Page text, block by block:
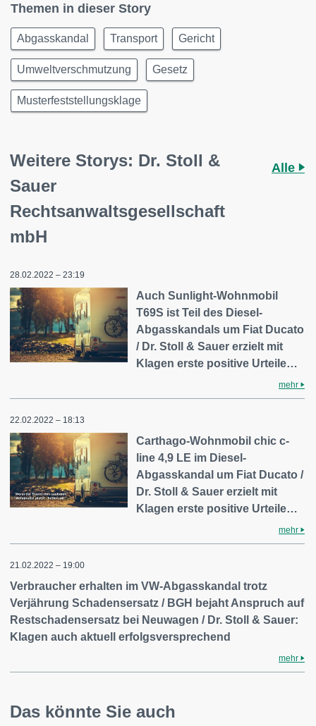
Themen in dieser Story
Abgasskandal Transport Gericht
Umweltverschmutzung Gesetz
Musterfeststellungsklage
Weitere Storys: Dr. Stoll &
Sauer
Rechtsanwaltsgesellschaft
mbH
Alle
28.02.2022 – 23:19
Auch Sunlight-Wohnmobil
T69S ist Teil des Diesel-
Abgasskandals um Fiat Ducato
/ Dr. Stoll & Sauer erzielt mit
Klagen erste positive Urteile…
mehr
22.02.2022 – 18:13
Carthago-Wohnmobil chic c-
line 4,9 LE im Diesel-
Abgasskandal um Fiat Ducato /
Dr. Stoll & Sauer erzielt mit
Klagen erste positive Urteile…
mehr
21.02.2022 – 19:00
Verbraucher erhalten im VW-Abgasskandal trotz
Verjährung Schadensersatz / BGH bejaht Anspruch auf
Restschadensersatz bei Neuwagen / Dr. Stoll & Sauer:
Klagen auch aktuell erfolgsversprechend
mehr
Das könnte Sie auch